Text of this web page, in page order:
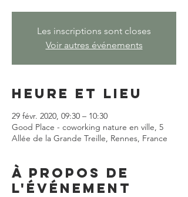
Les inscriptions sont closes
Voir autres événements
Heure et lieu
29 févr. 2020, 09:30 – 10:30
Good Place - coworking nature en ville, 5
Allée de la Grande Treille, Rennes, France
À propos de
l'événement